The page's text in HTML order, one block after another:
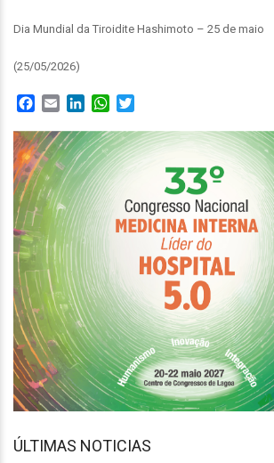
Dia Mundial da Tiroidite Hashimoto – 25 de maio
(25/05/2026)
Facebook
Email LinkedInWhatsApp
ÚLTIMAS NOTICIAS